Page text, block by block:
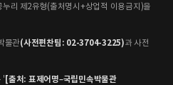
리 제2유형(출처명시+상업적 이용금지)을
물관(사전편찬팀: 02-3704-3225)과 사전
'[출처: 표제어명–국립민속박물관